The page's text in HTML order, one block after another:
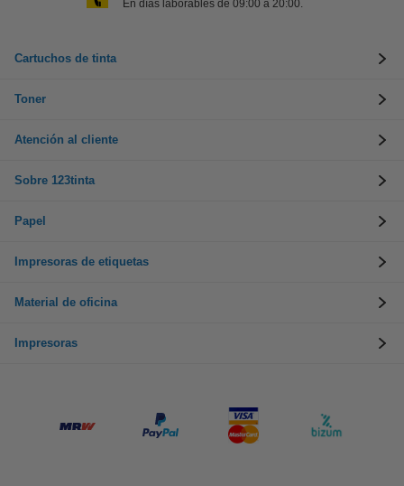
En días laborables de 09:00 a 20:00.
Cartuchos de tinta
Toner
Atención al cliente
Sobre 123tinta
Papel
Impresoras de etiquetas
Material de oficina
Impresoras